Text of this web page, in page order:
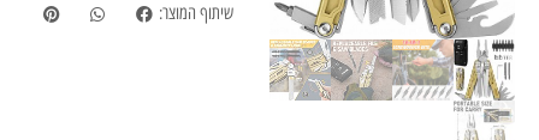
שיתוף המוצר: